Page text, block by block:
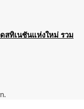
สทิเนชันแห่งใหม่ รวม